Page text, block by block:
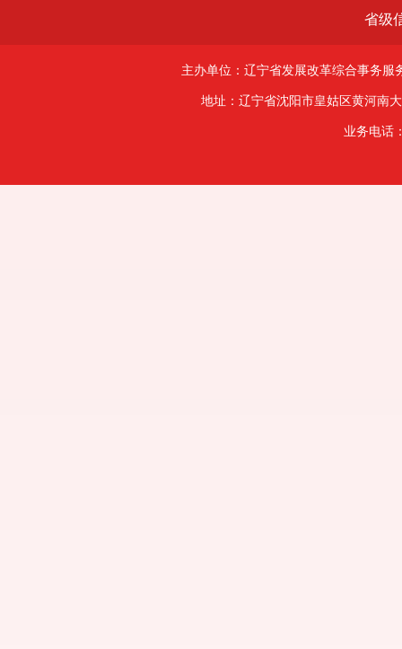
省级
主办单位：辽宁省发展改革综合事务
地址：辽宁省沈阳市皇姑区黄河南
业务电话